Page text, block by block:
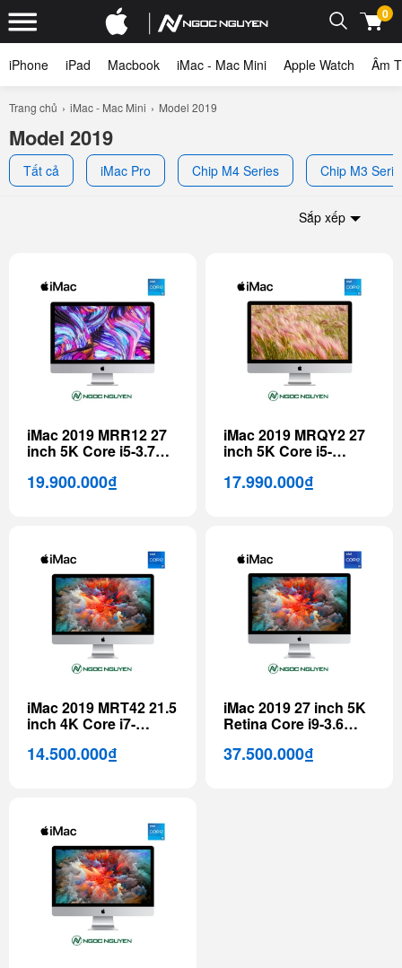
0
iPhone iPad Macbook iMac - Mac Mini Apple Watch Âm
Trang chủ iMac - Mac Mini Model 2019
Model 2019
Tất cả iMac Pro Chip M4 Series Chip M3
Sắp xếp
iMac 2019 MRR12 27
inch 5K Core i5-3.7
19.900.000₫
iMac 2019 MRQY2 27
inch 5K Core i5-
17.990.000₫
iMac 2019 MRT42 21.5
inch 4K Core i7-
14.500.000₫
iMac 2019 27 inch 5K
Retina Core i9-3.6
37.500.000₫